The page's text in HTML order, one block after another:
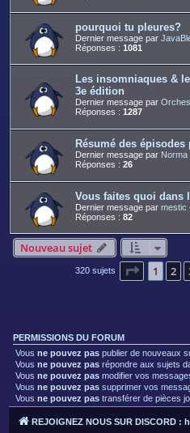
pourquoi tu pleures?
Dernier message par
Réponses : 1081
Les insomniaques &
3e édition
Dernier message par
Réponses : 1287
Résumé des épisodes
Dernier message par Norma
Réponses : 26
Vous faites quoi dans
Dernier message par mestic
Réponses : 82
Nouveau sujet
320 sujets Page 1
1 2
PERMISSIONS DU FORUM
Vous ne pouvez pas publier de nouveaux
Vous ne pouvez pas répondre aux sujets
Vous ne pouvez pas modifier vos
Vous ne pouvez pas supprimer vos
Vous ne pouvez pas transférer de pièces
REJOIGNEZ NOUS SUR DISCORD